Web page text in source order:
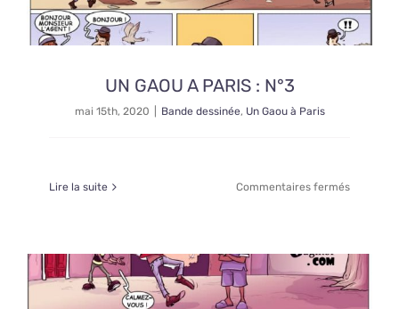
UN GAOU A PARIS : N°3
mai 15th, 2020 Bande dessinée, Un Gaou à Paris
Lire la suite Commentaires ferméssur
PARIS
:
N°3